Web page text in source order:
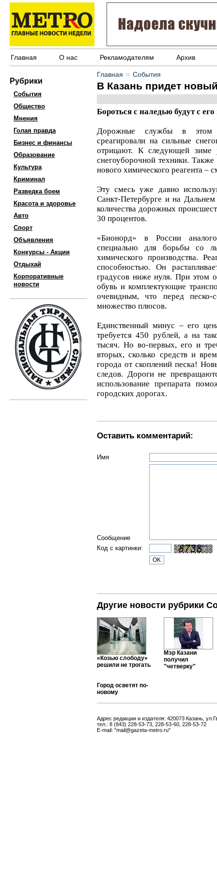
Главная О нас Рекламодателям Архив
Рубрики
События
Общество
Мнения
Голая правда
Бизнес и финансы
Образование
Культура
Криминал
Разведка боем
Красота и здоровье
Авто
Спорт
Объявления
Конкурсы - Акции
Отдыхай
Корпоративные
новости
Главная » События
В Казань придет
Бороться с наледью будут с
Дорожные службы в этом
среагировали на сильные
отрицают. К следующей зиме
снегоуборочной техники.
нового химического реагента –
Эту смесь уже давно
Санкт-Петербурге и на
количества дорожных
30 процентов.
«Бионорд» в России
специально для борьбы со
химического производства.
способностью. Он
градусов ниже нуля. При этом
обувь и комплектующие
очевидным, что перед
множество плюсов.
Единственный минус – его
требуется 450 рублей, а на
тысяч. Но во-первых, его и
вторых, сколько средств и
города от скоплений песка!
следов. Дороги не
использование препарата
городских дорогах.
Оставить комментарий:
Имя
Сообщение
Код с картинки:
Другие новости рубрики
«Козью слободу»
решили не трогать
Мэр Казани
получил
"четверку"
Город осветят по-
новому
Адрес редакции и издателя: 420073 Казань,
тел.: 8 (843) 228-53-73, 228-53-60, 228-53-72
E-mail: "mail@gazeta-metro.ru"